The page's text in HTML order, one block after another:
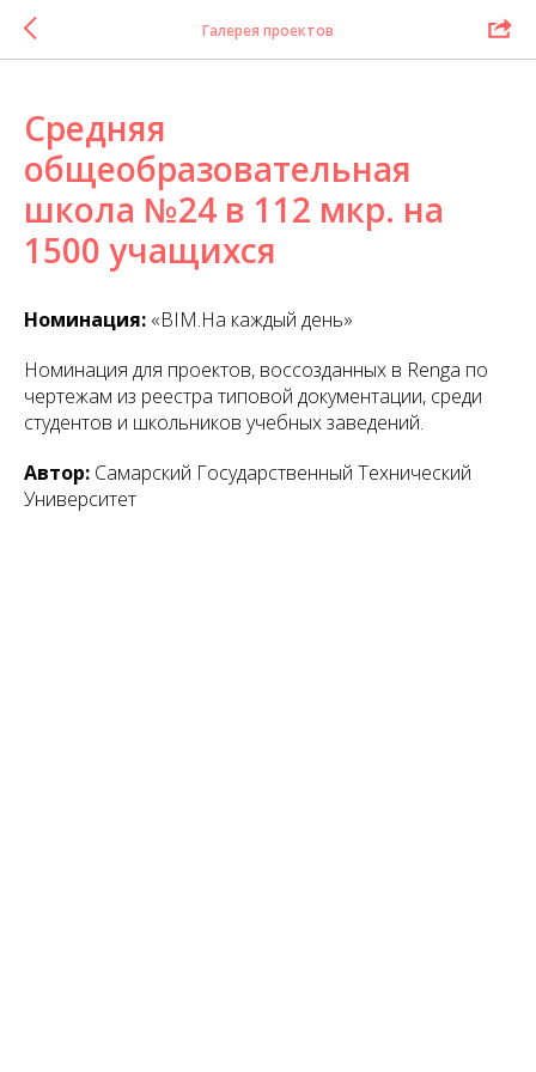
Галерея проектов
Средняя
общеобразовательная
школа №24 в 112 мкр. на
1500 учащихся
Номинация: «BIM.На каждый день»
Номинация для проектов, воссозданных в Renga по
чертежам из реестра типовой документации, среди
студентов и школьников учебных заведений.
Автор: Самарский Государственный Технический
Университет